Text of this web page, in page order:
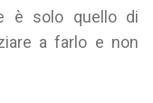
è solo quello di
a farlo e non